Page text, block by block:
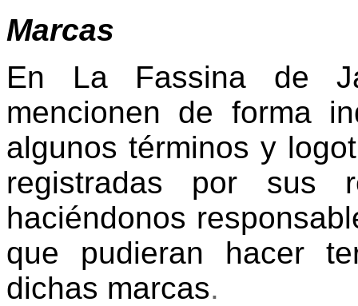
Marcas
En La Fassina de
mencionen de forma
algunos términos y
registradas por sus
haciéndonos
que pudieran hacer
dichas marcas.